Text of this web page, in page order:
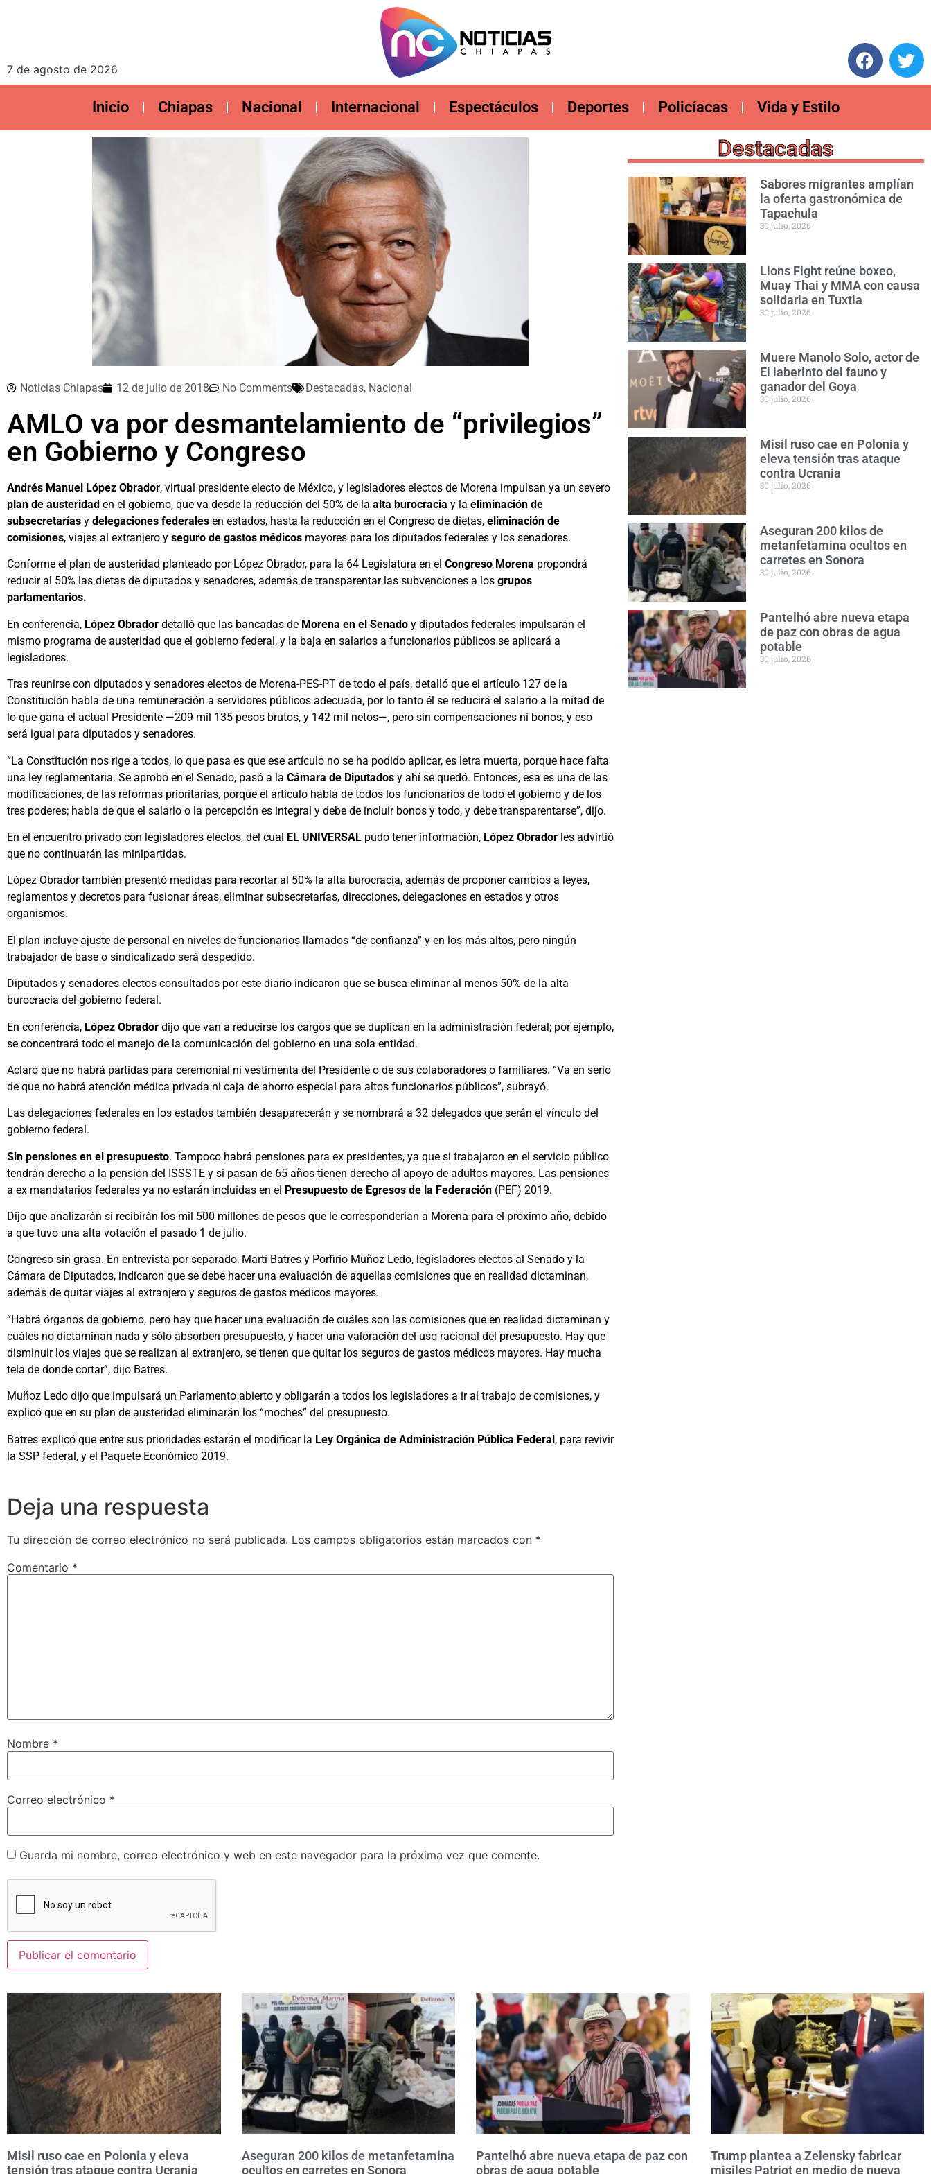
7 de agosto de 2026
Inicio Chiapas Nacional Internacional Espectáculos Deportes Policíacas Vida y Estilo
Noticias Chiapas 12 de julio de 2018 No Comments Destacadas, Nacional
AMLO va por desmantelamiento de “privilegios”
en Gobierno y Congreso
Andrés Manuel López Obrador, virtual presidente electo de México, y legisladores electos de Morena impulsan ya un severo
plan de austeridad en el gobierno, que va desde la reducción del 50% de la alta burocracia y la eliminación de
subsecretarías y delegaciones federales en estados, hasta la reducción en el Congreso de dietas, eliminación de
comisiones, viajes al extranjero y seguro de gastos médicos mayores para los diputados federales y los senadores.
Conforme el plan de austeridad planteado por López Obrador, para la 64 Legislatura en el Congreso Morena propondrá
reducir al 50% las dietas de diputados y senadores, además de transparentar las subvenciones a los grupos
parlamentarios.
En conferencia, López Obrador detalló que las bancadas de Morena en el Senado y diputados federales impulsarán el
mismo programa de austeridad que el gobierno federal, y la baja en salarios a funcionarios públicos se aplicará a
legisladores.
Tras reunirse con diputados y senadores electos de Morena-PES-PT de todo el país, detalló que el artículo 127 de la
Constitución habla de una remuneración a servidores públicos adecuada, por lo tanto él se reducirá el salario a la mitad de
lo que gana el actual Presidente —209 mil 135 pesos brutos, y 142 mil netos—, pero sin compensaciones ni bonos, y eso
será igual para diputados y senadores.
“La Constitución nos rige a todos, lo que pasa es que ese artículo no se ha podido aplicar, es letra muerta, porque hace falta
una ley reglamentaria. Se aprobó en el Senado, pasó a la Cámara de Diputados y ahí se quedó. Entonces, esa es una de las
modificaciones, de las reformas prioritarias, porque el artículo habla de todos los funcionarios de todo el gobierno y de los
tres poderes; habla de que el salario o la percepción es integral y debe de incluir bonos y todo, y debe transparentarse”, dijo.
En el encuentro privado con legisladores electos, del cual EL UNIVERSAL pudo tener información, López Obrador les advirtió
que no continuarán las minipartidas.
López Obrador también presentó medidas para recortar al 50% la alta burocracia, además de proponer cambios a leyes,
reglamentos y decretos para fusionar áreas, eliminar subsecretarías, direcciones, delegaciones en estados y otros
organismos.
El plan incluye ajuste de personal en niveles de funcionarios llamados “de confianza” y en los más altos, pero ningún
trabajador de base o sindicalizado será despedido.
Diputados y senadores electos consultados por este diario indicaron que se busca eliminar al menos 50% de la alta
burocracia del gobierno federal.
En conferencia, López Obrador dijo que van a reducirse los cargos que se duplican en la administración federal; por ejemplo,
se concentrará todo el manejo de la comunicación del gobierno en una sola entidad.
Aclaró que no habrá partidas para ceremonial ni vestimenta del Presidente o de sus colaboradores o familiares. “Va en serio
de que no habrá atención médica privada ni caja de ahorro especial para altos funcionarios públicos”, subrayó.
Las delegaciones federales en los estados también desaparecerán y se nombrará a 32 delegados que serán el vínculo del
gobierno federal.
Sin pensiones en el presupuesto. Tampoco habrá pensiones para ex presidentes, ya que si trabajaron en el servicio público
tendrán derecho a la pensión del ISSSTE y si pasan de 65 años tienen derecho al apoyo de adultos mayores. Las pensiones
a ex mandatarios federales ya no estarán incluidas en el Presupuesto de Egresos de la Federación (PEF) 2019.
Dijo que analizarán si recibirán los mil 500 millones de pesos que le corresponderían a Morena para el próximo año, debido
a que tuvo una alta votación el pasado 1 de julio.
Congreso sin grasa. En entrevista por separado, Martí Batres y Porfirio Muñoz Ledo, legisladores electos al Senado y la
Cámara de Diputados, indicaron que se debe hacer una evaluación de aquellas comisiones que en realidad dictaminan,
además de quitar viajes al extranjero y seguros de gastos médicos mayores.
“Habrá órganos de gobierno, pero hay que hacer una evaluación de cuáles son las comisiones que en realidad dictaminan y
cuáles no dictaminan nada y sólo absorben presupuesto, y hacer una valoración del uso racional del presupuesto. Hay que
disminuir los viajes que se realizan al extranjero, se tienen que quitar los seguros de gastos médicos mayores. Hay mucha
tela de donde cortar”, dijo Batres.
Muñoz Ledo dijo que impulsará un Parlamento abierto y obligarán a todos los legisladores a ir al trabajo de comisiones, y
explicó que en su plan de austeridad eliminarán los “moches” del presupuesto.
Batres explicó que entre sus prioridades estarán el modificar la Ley Orgánica de Administración Pública Federal, para revivir
la SSP federal, y el Paquete Económico 2019.
Deja una respuesta
Tu dirección de correo electrónico no será publicada. Los campos obligatorios están marcados con *
Comentario *
Nombre *
Correo electrónico *
Guarda mi nombre, correo electrónico y web en este navegador para la próxima vez que comente.
Destacadas
Sabores migrantes amplían
la oferta gastronómica de
Tapachula
30 julio, 2026
Lions Fight reúne boxeo,
Muay Thai y MMA con causa
solidaria en Tuxtla
30 julio, 2026
Muere Manolo Solo, actor de
El laberinto del fauno y
ganador del Goya
30 julio, 2026
Misil ruso cae en Polonia y
eleva tensión tras ataque
contra Ucrania
30 julio, 2026
Aseguran 200 kilos de
metanfetamina ocultos en
carretes en Sonora
30 julio, 2026
Pantelhó abre nueva etapa
de paz con obras de agua
potable
30 julio, 2026
Misil ruso cae en Polonia y eleva
tensión tras ataque contra Ucrania
Aseguran 200 kilos de metanfetamina
ocultos en carretes en Sonora
Pantelhó abre nueva etapa de paz con
obras de agua potable
Trump plantea a Zelensky fabricar
misiles Patriot en medio de nueva